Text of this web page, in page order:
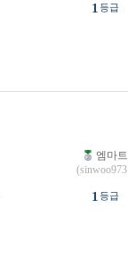
1 등급
엠마트
1 등급